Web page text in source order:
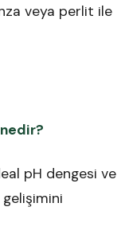
veya perlit ile
pH dengesi ve